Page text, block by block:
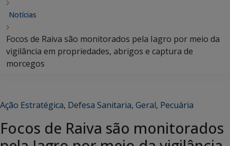
Notícias
Focos de Raiva são monitorados pela Iagro por meio da
vigilância em propriedades, abrigos e captura de
morcegos
Ação Estratégica, Defesa Sanitaria, Geral, Pecuária
Focos de Raiva são monitorados